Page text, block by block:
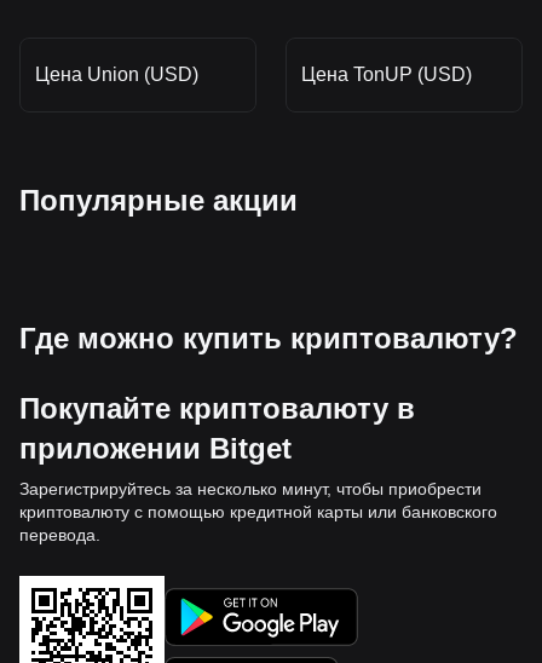
Цена Union (USD) Цена TonUP (USD)
Популярные акции
Где можно купить криптовалюту?
Покупайте криптовалюту в
приложении Bitget
Зарегистрируйтесь за несколько минут, чтобы приобрести
криптовалюту с помощью кредитной карты или банковского
перевода.